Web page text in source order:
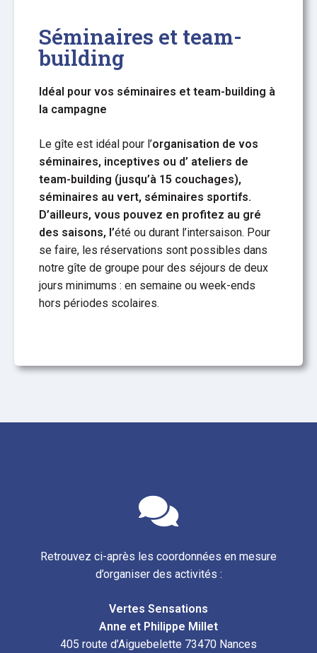
Séminaires et team-
building
Idéal pour vos séminaires et team-building à
la campagne
Le gîte est idéal pour l’organisation de vos
séminaires, inceptives ou d’ ateliers de
team-building (jusqu’à 15 couchages),
séminaires au vert, séminaires sportifs.
D’ailleurs, vous pouvez en profitez au gré
des saisons, l’été ou durant l’intersaison. Pour
se faire, les réservations sont possibles dans
notre gîte de groupe pour des séjours de deux
jours minimums : en semaine ou week-ends
hors périodes scolaires.
Retrouvez ci-après les coordonnées en mesure
d’organiser des activités :
Vertes Sensations
Anne et Philippe Millet
405 route d’Aiguebelette 73470 Nances